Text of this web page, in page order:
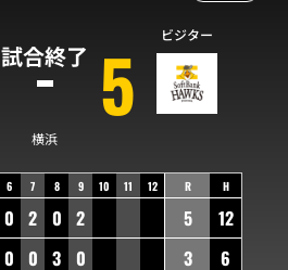
試合終了 5 ビジター
横浜
6 7 8 9 10 11 12
0 2 0 2
0 0 3 0
R H
5
12
3
6